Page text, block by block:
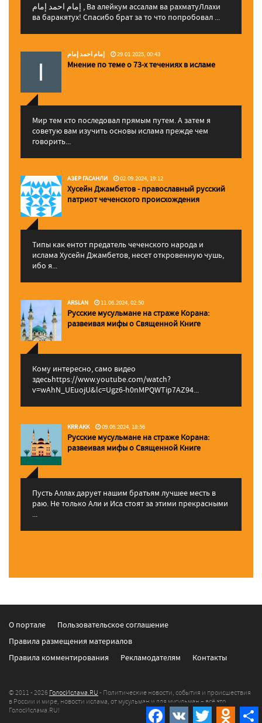
إمام احمد إمام , Ва алейкум ассалам ва рахматуЛлахи
ва баракятух! Спасибо брат за то что попробовал ...
إمام احمد إمام 29.01.2025, 00:43
Мнение по теме о 73-х течениях в исламе
Мир тем кто последовал прямым путем. А затем я
советую вам изучить основы ислама прежде чем
говорить...
АЗЕР ГАСАНЛИ 02.09.2024, 19:12
Хусейн Джамбетов - православный русский
патриот чеченского происхождения
Типы как ентот предатель чеченского народа и
ислама Хусейн Джамбетов, несет откровенную чушь,
ибо я...
ARSLAN 11.06.2024, 02:50
Русские мусульмане на страже Корана:
pазвеивая мифы о Священной Книге
Кому интересно, само видео
здесьhttps://www.youtube.com/watch?
v=wAhN_UEuojU&lc=Ugz6-h0nMPQWTip7AZ94...
KRR AKK 09.06.2024, 18:56
Русские мусульмане на страже Корана:
pазвеивая мифы о Священной Книге
Пусть Аллах дарует нашим братьям лучшее месть в
раю. Не только Али и Иса стоят за этими прекрасными
...
Facebook
VK Twitter
О портале
Пользовательское соглашение
Правила размещения материалов
Правила комментирования
Рекламодателям Контакты
© 2011 - 2026 ГолосИслама.RU - Политические новости, события и происшествия
в России и мире, новости ислама, от мусульман и для мусульман – всё это
ГолосИслама.RU!